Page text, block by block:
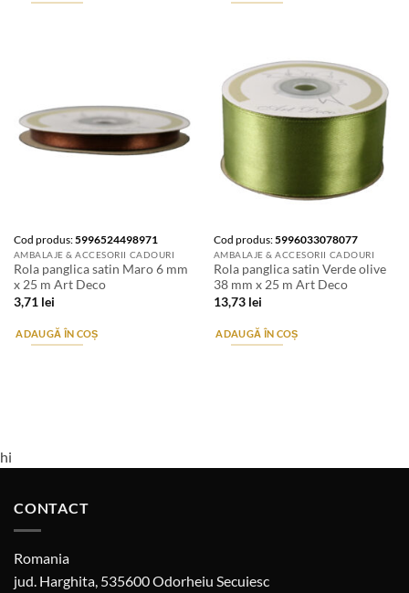
Cod produs:5996524498971
AMBALAJE & ACCESORII CADOURI
Rola panglica satin Maro 6 mm
x 25 m Art Deco
3,71 lei
ADAUGĂ ÎN COȘ
Cod produs:5996033078077
AMBALAJE & ACCESORII CADOURI
Rola panglica satin Verde olive
38 mm x 25 m Art Deco
13,73 lei
ADAUGĂ ÎN COȘ
hi
CONTACT
Romania
jud. Harghita, 535600 Odorheiu Secuiesc